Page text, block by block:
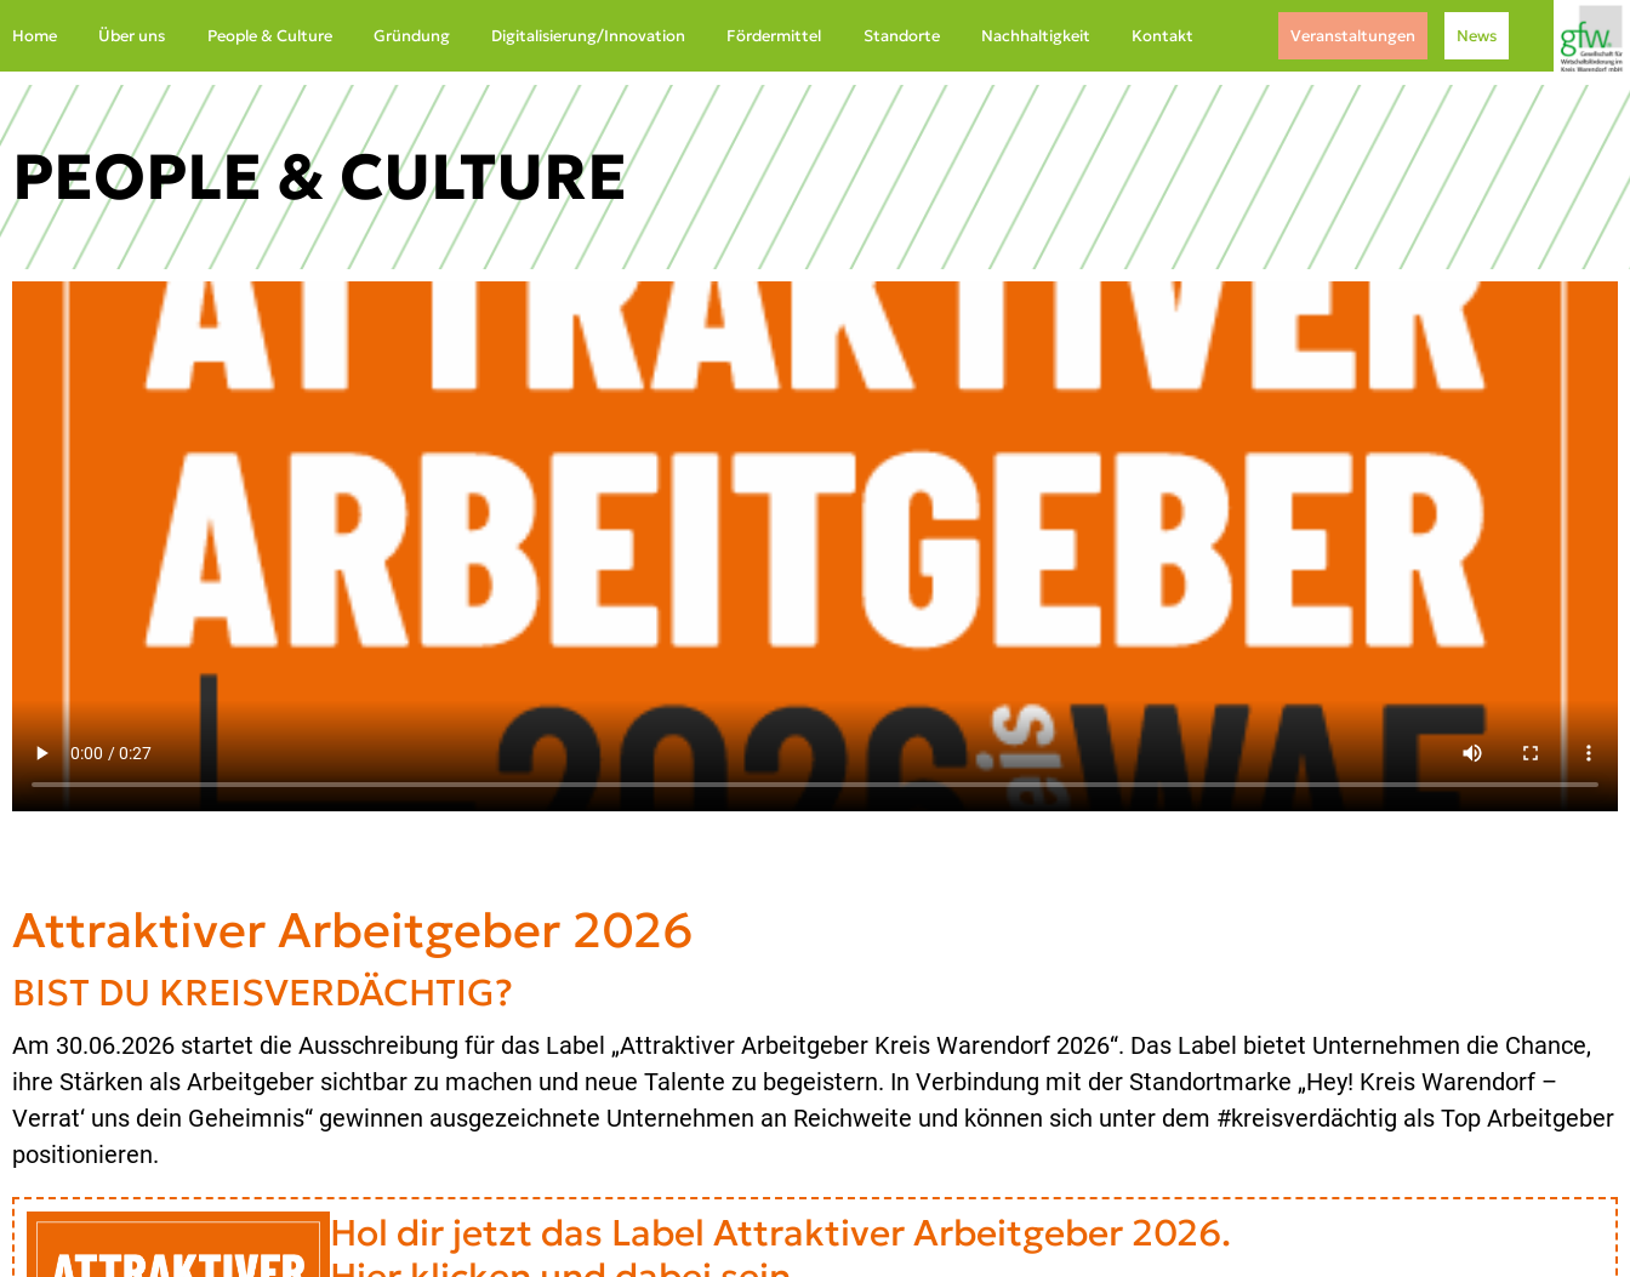
Home Über uns People & Culture Gründung Digitalisierung/Innovation Fördermittel Standorte Nachhaltigkeit Kontakt Veranstaltungen News
PEOPLE & CULTURE
Attraktiver Arbeitgeber 2026
BIST DU KREISVERDÄCHTIG?
Am 30.06.2026 startet die Ausschreibung für das Label „Attraktiver Arbeitgeber Kreis Warendorf 2026“. Das Label bietet Unternehmen die Chance,
ihre Stärken als Arbeitgeber sichtbar zu machen und neue Talente zu begeistern. In Verbindung mit der Standortmarke „Hey! Kreis Warendorf –
Verrat‘ uns dein Geheimnis“ gewinnen ausgezeichnete Unternehmen an Reichweite und können sich unter dem #kreisverdächtig als Top Arbeitgeber
positionieren.
Hol dir jetzt das Label Attraktiver Arbeitgeber 2026.